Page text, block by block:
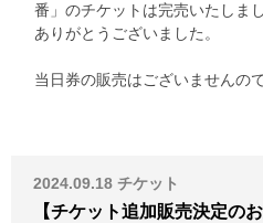
番」のチケットは完売いたしまし
ありがとうございました。
当日券の販売はございませんの
2024.09.18 チケット
【チケット追加販売決定の